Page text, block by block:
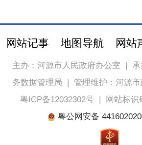
网站记事 地图导航 网站
主办：河源市人民政府办公室 | 承
务数据管理局 | 管理维护：河源
粤ICP备12032302号|
网站标识
粤公网安备